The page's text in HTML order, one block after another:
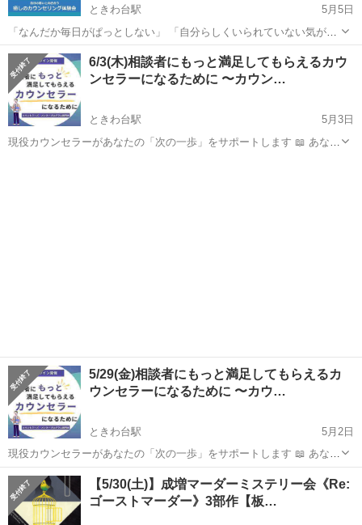
ときわ台駅
5月5日
「なんだか毎日がぱっとしない」 「自分らしくいられていない気がす
る」 「もっとこうなったらいいのに…」 もし今、そう感じているな
ら、それはあなたが「今より良い自分になりたい」と願っている証拠
かもしれません。 ...
東京 板橋区 ときわ台駅 その他 思い
6/3(木)相談者にもっと満足してもらえるカウ
ンセラーになるために 〜カウン…
ときわ台駅
5月3日
現役カウンセラーがあなたの「次の一歩」をサポートします 📖 あなた
5/29(金)相談者にもっと満足してもらえるカ
ウンセラーになるために 〜カウ…
ときわ台駅
5月2日
現役カウンセラーがあなたの「次の一歩」をサポートします 📖 あなた
は今、こんなことで悩んでいませんか？ □クライアントの満足度が気
になる □せっかく資格を取ったのに、思ったようにカウンセリング活
動が進まない □カ...
東京 板橋区 ときわ台駅 その他
【5/30(土)】成増マーダーミステリー会《Re:
ゴーストマーダー》3部作【板…